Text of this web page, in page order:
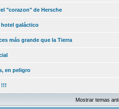
"corazon" de Hersche
hotel galáctico
más grande que la Tierra
en peligro
!!!
Mostrar temas